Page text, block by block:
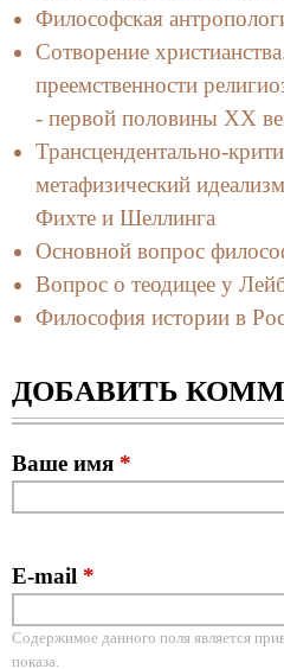
Философская
Сотворение
преемственности
- первой половины XX
Трансцендентально-
метафизический
Фихте и Шеллинга
Основной вопрос
Вопрос о теодицее у
Философия истории в
ДОБАВИТЬ
Ваше имя *
E-mail *
Содержимое данного поля является
показа.